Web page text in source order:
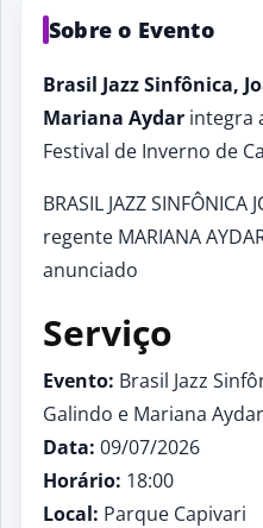
Sobre o Evento
Brasil Jazz Sinfônica,
Mariana Aydar integra
Festival de Inverno de
BRASIL JAZZ SINFÔNICA
regente MARIANA
anunciado
Serviço
Evento: Brasil Jazz
Galindo e Mariana Aydar
Data: 09/07/2026
Horário: 18:00
Local: Parque Capivari